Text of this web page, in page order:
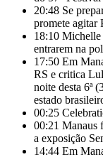
20:48 Se
promete agitar
18:10 Michelle
entrarem na
17:50 Em
RS e critica
noite desta 6ª
estado
00:25
00:21 Manaus
a exposição
14:44 Em